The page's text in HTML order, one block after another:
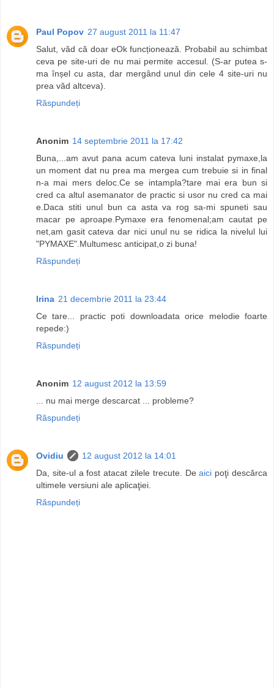
Paul Popov 27 august 2011 la 11:47
Salut, văd că doar eOk funcționează. Probabil au schimbat
ceva pe site-uri de nu mai permite accesul. (S-ar putea s-
ma înșel cu asta, dar mergând unul din cele 4 site-uri nu
prea văd altceva).
Răspundeți
Anonim 14 septembrie 2011 la 17:42
Buna,...am avut pana acum cateva luni instalat pymaxe,la
un moment dat nu prea ma mergea cum trebuie si in final
n-a mai mers deloc.Ce se intampla?tare mai era bun si
cred ca altul asemanator de practic si usor nu cred ca mai
e.Daca stiti unul bun ca asta va rog sa-mi spuneti sau
macar pe aproape.Pymaxe era fenomenal;am cautat pe
net,am gasit cateva dar nici unul nu se ridica la nivelul lui
"PYMAXE".Multumesc anticipat,o zi buna!
Răspundeți
Irina 21 decembrie 2011 la 23:44
Ce tare... practic poti downloadata orice melodie foarte
repede:)
Răspundeți
Anonim 12 august 2012 la 13:59
... nu mai merge descarcat ... probleme?
Răspundeți
Ovidiu
12 august 2012 la 14:01
Da, site-ul a fost atacat zilele trecute. Deaici poţi descărca
ultimele versiuni ale aplicaţiei.
Răspundeți